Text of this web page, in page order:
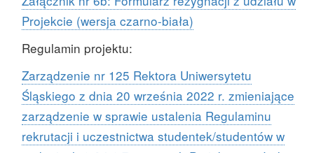
Projekcie (wersja czarno-biała)
Regulamin projektu:
Zarządzenie nr 125 Rektora Uniwersytetu
Śląskiego z dnia 20 września 2022 r. zmieniające
zarządzenie w sprawie ustalenia Regulaminu
rekrutacji i uczestnictwa studentek/studentów w